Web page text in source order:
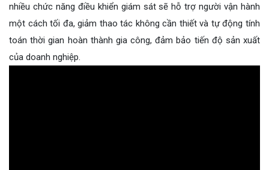
nhiều chức năng điều khiển giám sát sẽ hỗ trợ người vận hành
một cách tối đa, giảm thao tác không cần thiết và tự động tính
toán thời gian hoàn thành gia công, đảm bảo tiến độ sản xuất
của doanh nghiệp.